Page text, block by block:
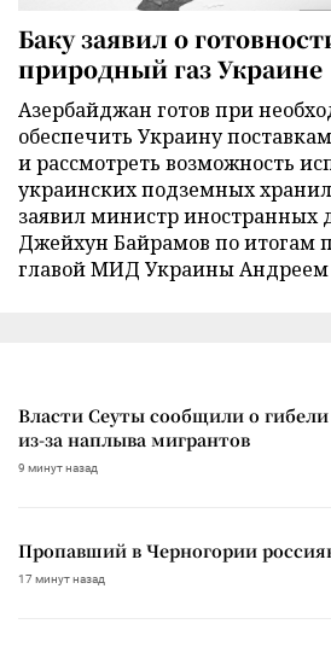
Баку заявил о
природный газ Украине
Азербайджан готов при
обеспечить Украину
и рассмотреть возможность
украинских подземных
заявил министр иностранных
Джейхун Байрамов по итогам
главой МИД Украины Андреем
Власти Сеуты сообщили о гибели
из-за наплыва мигрантов
9 минут назад
Пропавший в Черногории
17 минут назад